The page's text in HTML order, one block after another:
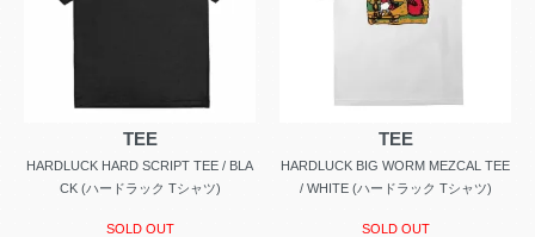
TEE
HARDLUCK HARD SCRIPT TEE / BLA
CK (ハードラック Tシャツ)
SOLD OUT
TEE
HARDLUCK BIG WORM MEZCAL TEE
/ WHITE (ハードラック Tシャツ)
SOLD OUT